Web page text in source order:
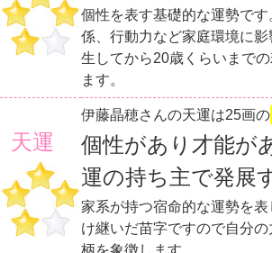
個性を表す基礎的な運勢で
係、行動力など家庭環境に
生してから20歳くらいまで
ます。
天運
伊藤晶穂さんの天運は25画の
個性があり才能が
運の持ち主で発展
家系が持つ宿命的な運勢を
け継いだ苗字ですので自分
柄を象徴します。